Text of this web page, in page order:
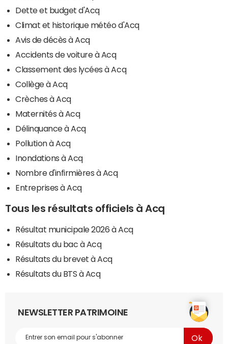
Dette et budget d'Acq
Climat et historique météo d'Acq
Avis de décès à Acq
Accidents de voiture à Acq
Classement des lycées à Acq
Collège à Acq
Crèches à Acq
Maternités à Acq
Délinquance à Acq
Pollution à Acq
Inondations à Acq
Nombre d'infirmières à Acq
Entreprises à Acq
Tous les résultats officiels à Acq
Résultat municipale 2026 à Acq
Résultats du bac à Acq
Résultats du brevet à Acq
Résultats du BTS à Acq
NEWSLETTER PATRIMOINE